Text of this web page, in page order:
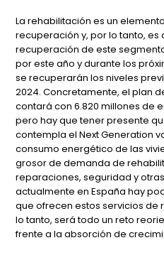
La rehabilitación es un
recuperación y, por lo tanto,
recuperación de este
por este año y durante los
se recuperarán los niveles
2024. Concretamente, el plan
contará con 6.820 millones de
pero hay que tener presente
contempla el Next Generation
consumo energético de las
grosor de demanda de
reparaciones, seguridad y
actualmente en España hay
que ofrecen estos servicios de
lo tanto, será todo un reto
frente a la absorción de